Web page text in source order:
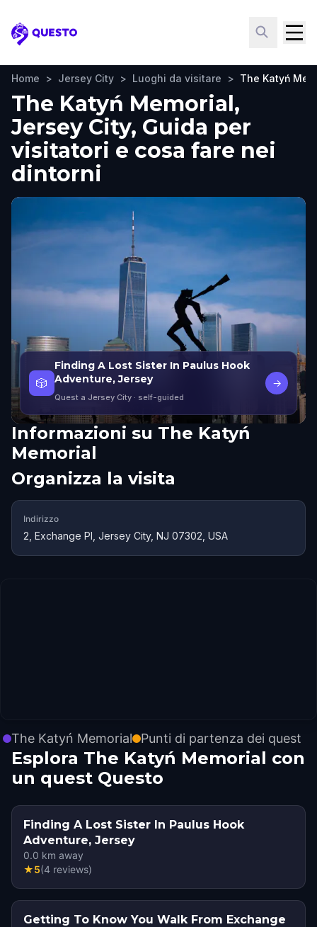
Questo
Home > Jersey City > Luoghi da visitare > The Katyń
The Katyń Memorial,
Jersey City, Guida per
visitatori e cosa fare nei
dintorni
🎲
Finding A Lost Sister In Paulus Hook
Adventure, Jersey
Quest a Jersey City · self-guided
→
Informazioni su The Katyń
Memorial
Organizza la visita
Indirizzo
2, Exchange Pl, Jersey City, NJ 07302, USA
The Katyń Memorial Punti di partenza dei quest
Esplora The Katyń Memorial con
un quest Questo
Finding A Lost Sister In Paulus Hook
Adventure, Jersey
0.0 km away
★5(4 reviews)
Getting To Know You Walk From Exchange